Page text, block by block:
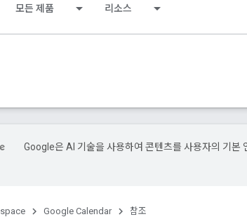
모든 제품 리소스
Google은 AI 기술을 사용하여 콘텐츠를 사용자의 기본
Google Calendar 참조